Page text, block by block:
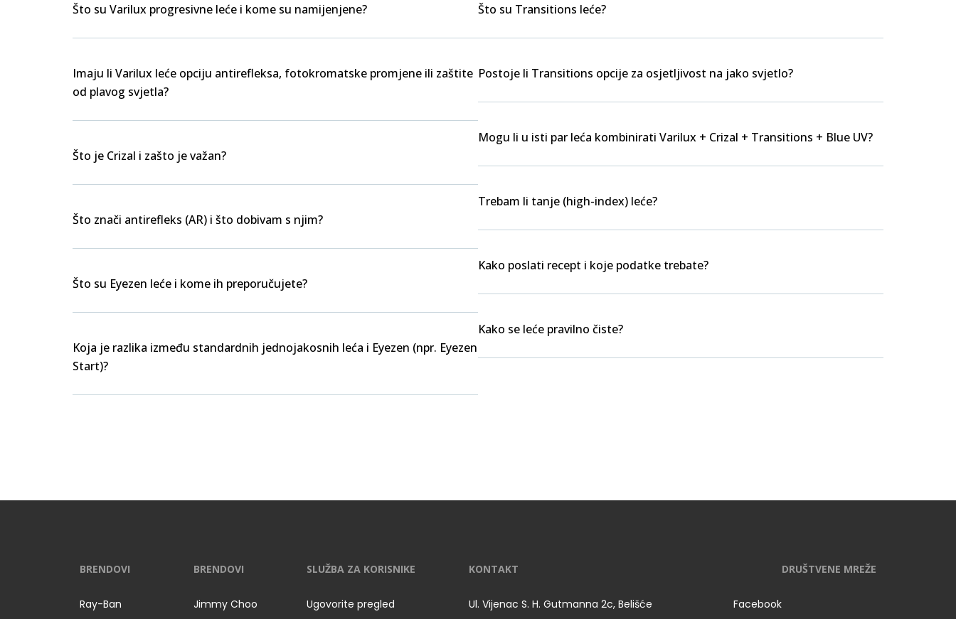
Što su Varilux progresivne leće i kome su namijenjene?
Imaju li Varilux leće opciju antirefleksa, fotokromatske promjene ili zaštite
od plavog svjetla?
Što je Crizal i zašto je važan?
Što znači antirefleks (AR) i što dobivam s njim?
Što su Eyezen leće i kome ih preporučujete?
Koja je razlika između standardnih jednojakosnih leća i Eyezen (npr. Eyezen
Start)?
Što su Transitions leće?
Postoje li Transitions opcije za osjetljivost na jako svjetlo?
Mogu li u isti par leća kombinirati Varilux + Crizal + Transitions + Blue UV?
Trebam li tanje (high-index) leće?
Kako poslati recept i koje podatke trebate?
Kako se leće pravilno čiste?
BRENDOVI
Ray-Ban
BRENDOVI
Jimmy Choo
SLUŽBA ZA KORISNIKE
Ugovorite pregled
KONTAKT
Ul. Vijenac S. H. Gutmanna 2c, Belišće
DRUŠTVENE MREŽE
Facebook